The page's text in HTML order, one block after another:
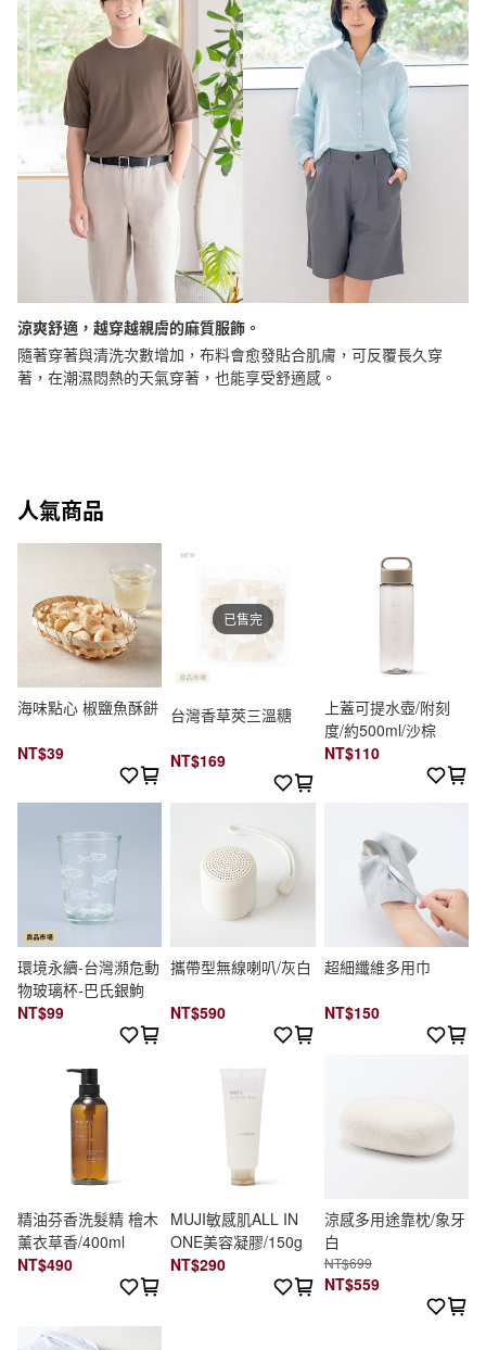
涼爽舒適，越穿越親膚的麻質服飾。
隨著穿著與清洗次數增加，布料會愈發貼合肌膚，可反覆長久穿
著，在潮濕悶熱的天氣穿著，也能享受舒適感。
人氣商品
海味點心 椒鹽魚酥餅
NT$39
台灣香草莢三溫糖
NT$169
已售完
上蓋可提水壺/附刻
度/約500ml/沙棕
NT$110
環境永續-台灣瀕危動
物玻璃杯-巴氏銀鮈
NT$99
攜帶型無線喇叭/灰白
NT$590
超細纖維多用巾
NT$150
精油芬香洗髮精 檜木
薰衣草香/400ml
NT$490
MUJI敏感肌ALL IN
ONE美容凝膠/150g
NT$290
涼感多用途靠枕/象牙
白
NT$699
NT$559